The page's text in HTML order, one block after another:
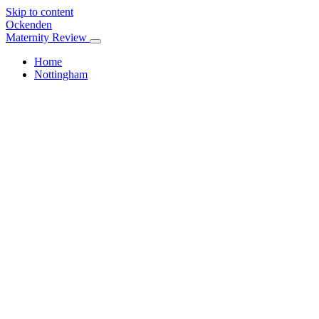
Skip to content
Ockenden
Maternity Review
Home
Nottingham